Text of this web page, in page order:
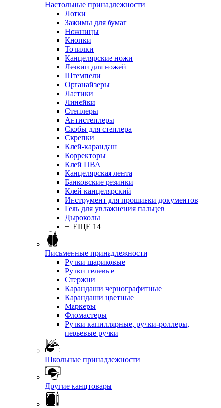
Настольные принадлежности
Лотки
Зажимы для бумаг
Ножницы
Кнопки
Точилки
Канцелярские ножи
Лезвии для ножей
Штемпели
Органайзеры
Ластики
Линейки
Степлеры
Антистеплеры
Скобы для степлера
Скрепки
Клей-карандаш
Корректоры
Клей ПВА
Канцелярская лента
Банковские резинки
Клей канцелярский
Инструмент для прошивки документов
Гель для увлажнения пальцев
Дыроколы
+ ЕЩЕ 14
Письменные принадлежности
Ручки шариковые
Ручки гелевые
Стержни
Карандаши чернографитные
Карандаши цветные
Маркеры
Фломастеры
Ручки капиллярные, ручки-роллеры,
перьевые ручки
Школьные принадлежности
Другие канцтовары